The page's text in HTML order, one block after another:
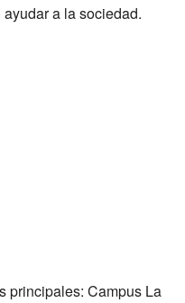
a la sociedad.
principales: Campus La